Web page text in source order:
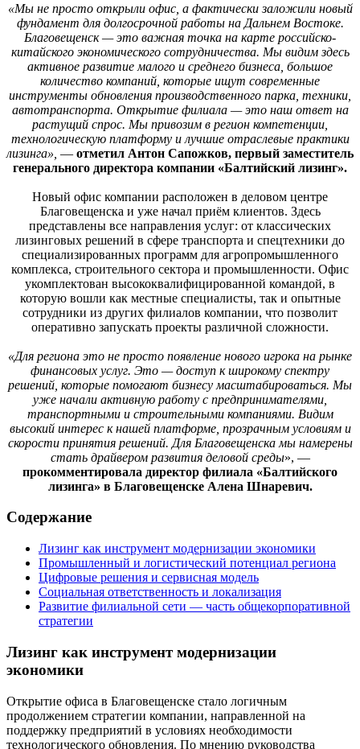
«Мы не просто открыли офис, а фактически заложили новый
фундамент для долгосрочной работы на Дальнем Востоке.
Благовещенск — это важная точка на карте российско-
китайского экономического сотрудничества. Мы видим здесь
активное развитие малого и среднего бизнеса, большое
количество компаний, которые ищут современные
инструменты обновления производственного парка, техники,
автотранспорта. Открытие филиала — это наш ответ на
растущий спрос. Мы привозим в регион компетенции,
технологическую платформу и лучшие отраслевые практики
лизинга», — отметил Антон Сапожков, первый заместитель
генерального директора компании «Балтийский лизинг».
Новый офис компании расположен в деловом центре
Благовещенска и уже начал приём клиентов. Здесь
представлены все направления услуг: от классических
лизинговых решений в сфере транспорта и спецтехники до
специализированных программ для агропромышленного
комплекса, строительного сектора и промышленности. Офис
укомплектован высококвалифицированной командой, в
которую вошли как местные специалисты, так и опытные
сотрудники из других филиалов компании, что позволит
оперативно запускать проекты различной сложности.
«Для региона это не просто появление нового игрока на рынке
финансовых услуг. Это — доступ к широкому спектру
решений, которые помогают бизнесу масштабироваться. Мы
уже начали активную работу с предпринимателями,
транспортными и строительными компаниями. Видим
высокий интерес к нашей платформе, прозрачным условиям и
скорости принятия решений. Для Благовещенска мы намерены
стать драйвером развития деловой среды», —
прокомментировала директор филиала «Балтийского
лизинга» в Благовещенске Алена Шнаревич.
Содержание
Лизинг как инструмент модернизации экономики
Промышленный и логистический потенциал региона
Цифровые решения и сервисная модель
Социальная ответственность и локализация
Развитие филиальной сети — часть общекорпоративной
стратегии
Лизинг как инструмент модернизации
экономики
Открытие офиса в Благовещенске стало логичным
продолжением стратегии компании, направленной на
поддержку предприятий в условиях необходимости
технологического обновления. По мнению руководства